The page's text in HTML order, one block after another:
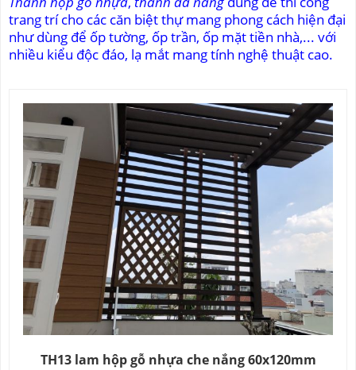
trang trí cho các căn biệt thự mang phong cách hiện đại
như dùng để ốp tường, ốp trần, ốp mặt tiền nhà,... với
nhiều kiểu độc đáo, lạ mắt mang tính nghệ thuật cao.
TH13 lam hộp gỗ nhựa che nắng 60x120mm